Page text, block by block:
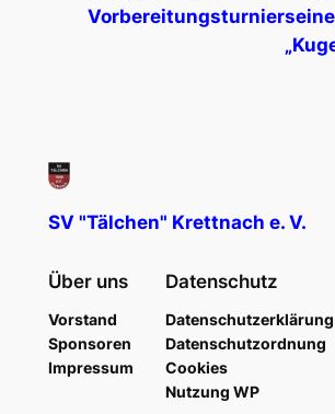
Vorbereitungsturnier
SV "Tälchen" Krettnach e. V.
Über uns
Vorstand
Sponsoren
Impressum
Datenschutz
Datenschutzerklärung
Datenschutzordnung
Cookies
Nutzung WP